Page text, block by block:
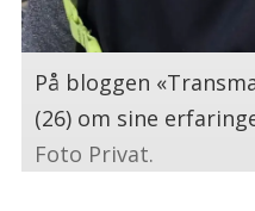
På bloggen
(26) om sine
Foto Privat.